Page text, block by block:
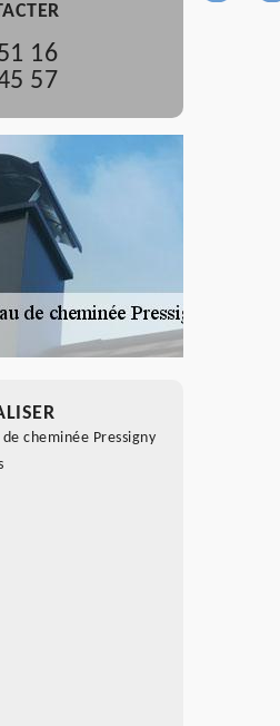
16
57
cheminée Pressigny